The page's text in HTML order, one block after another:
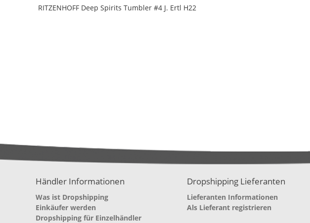
RITZENHOFF Deep Spirits Tumbler #4 J. Ertl H22
Händler Informationen
Was ist Dropshipping
Einkäufer werden
Dropshipping für Einzelhändler
Dropshipping Lieferanten
Lieferanten Informationen
Als Lieferant registrieren